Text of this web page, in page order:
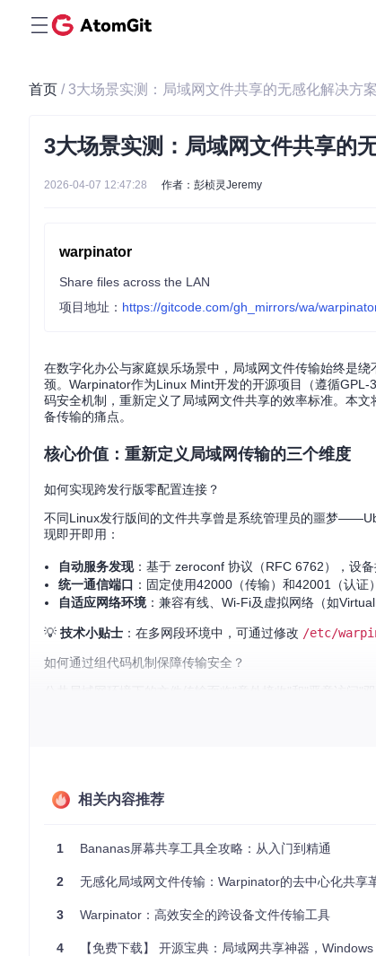
首页 / 3大场景实测：局域网文件共享的无感化解决方案
3大场景实测：局域网文件共享的
2026-04-07 12:47:28 作者：彭桢灵Jeremy
warpinator
Share files across the LAN
项目地址： https://gitcode.com/gh_mirrors/wa/
在数字化办公与家庭娱乐场景中，局域网文件传输始终是
颈。Warpinator作为Linux Mint开发的开源项目（遵循
码安全机制，重新定义了局域网文件共享的效率标准。本
备传输的痛点。
核心价值：重新定义局域网传输的三个维度
如何实现跨发行版零配置连接？
不同Linux发行版间的文件共享曾是系统管理员的噩梦
现即开即用：
自动服务发现：基于 zeroconf 协议（RFC 6762），设
统一通信端口 ：固定使用42000（传输）和42001（认证
自适应网络环境：兼容有线、Wi-Fi及虚拟网络（如
💡 技术小贴士 ：在多网段环境中，可通过修改 /etc/
如何通过组代码机制保障传输安全？
：仅相同组代码的设备可建立连接，代码支持
面对大型视频素材或备份文件，传输中断意味着时间与带
增量传输：仅重传损坏或缺失的文件分片（默认分片大小
场景化应用：从办公到家庭的全场景覆盖
企业会议室：多设备协作传输方案
相关内容推荐
1 Bananas屏幕共享工具全攻略：从入门到精通
2 无感化局域网文件传输：Warpinator的去中心化共享
3 Warpinator：高效安全的跨设备文件传输工具
4 【免费下载】 开源宝典：局域网共享神器，Windows 10/